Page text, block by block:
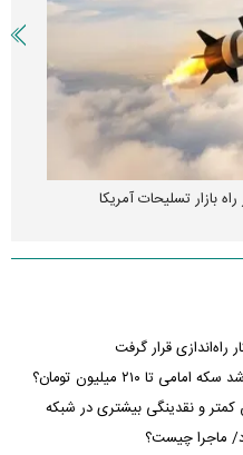
بازار تسلیحات آمریکا
راه‌اندازی قرار گرفت
۲۱۰ میلیون تومان؟
و نقدینگی بیشتری در شبکه
ماجرا چیست؟